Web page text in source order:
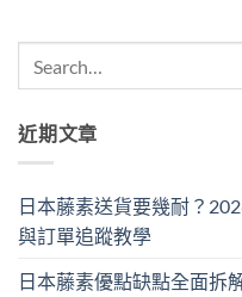
近期文章
日本藤素送貨要幾耐？
與訂單追蹤教學
日本藤素優點缺點全面拆